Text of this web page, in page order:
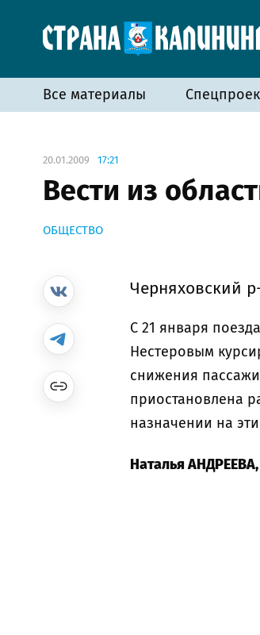
Все материалы
20.01.2009 17:21
Вести из
ОБЩЕСТВО
Черняховский
С 21 января
Нестеровым
снижения
приостановлена
назначении на
Наталья АНДРЕЕВА,